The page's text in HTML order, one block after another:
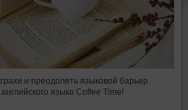
и преодолеть языковой барьер
языка Coffee Time!